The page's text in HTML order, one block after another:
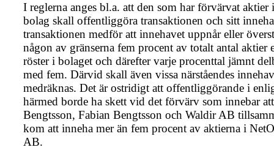
I reglerna anges bl.a. att den som har förvärvat aktier
bolag skall offentliggöra transaktionen och sitt
transaktionen medför att innehavet uppnår eller
någon av gränserna fem procent av totalt antal aktier
röster i bolaget och därefter varje procenttal jämnt
med fem. Därvid skall även vissa närståendes innehav
medräknas. Det är ostridigt att offentliggörande i
härmed borde ha skett vid det förvärv som innebar
Bengtsson, Fabian Bengtsson och Waldir AB
kom att inneha mer än fem procent av aktierna i
AB.